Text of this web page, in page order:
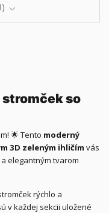
so
🌟 Tento moderný
3D zeleným ihličím vás
elegantným tvarom
rýchlo a
v každej sekcii uložené